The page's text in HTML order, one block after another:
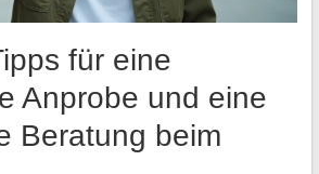
für eine
Anprobe und eine
Beratung beim